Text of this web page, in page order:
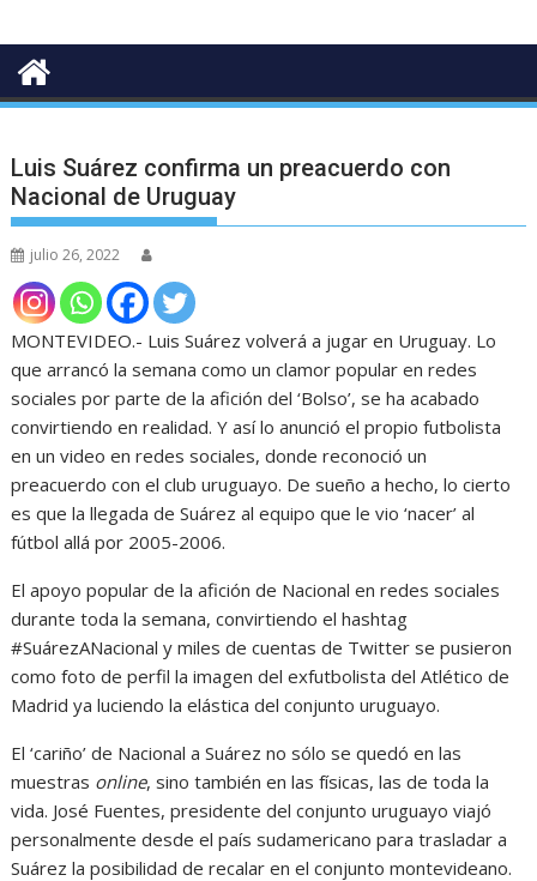
Luis Suárez confirma un preacuerdo con
Nacional de Uruguay
julio 26, 2022
MONTEVIDEO.- Luis Suárez volverá a jugar en Uruguay. Lo
que arrancó la semana como un clamor popular en redes
sociales por parte de la afición del ‘Bolso’, se ha acabado
convirtiendo en realidad. Y así lo anunció el propio futbolista
en un video en redes sociales, donde reconoció un
preacuerdo con el club uruguayo. De sueño a hecho, lo cierto
es que la llegada de Suárez al equipo que le vio ‘nacer’ al
fútbol allá por 2005-2006.
El apoyo popular de la afición de Nacional en redes sociales
durante toda la semana, convirtiendo el hashtag
#SuárezANacional y miles de cuentas de Twitter se pusieron
como foto de perfil la imagen del exfutbolista del Atlético de
Madrid ya luciendo la elástica del conjunto uruguayo.
El ‘cariño’ de Nacional a Suárez no sólo se quedó en las
muestras online, sino también en las físicas, las de toda la
vida. José Fuentes, presidente del conjunto uruguayo viajó
personalmente desde el país sudamericano para trasladar a
Suárez la posibilidad de recalar en el conjunto montevideano.